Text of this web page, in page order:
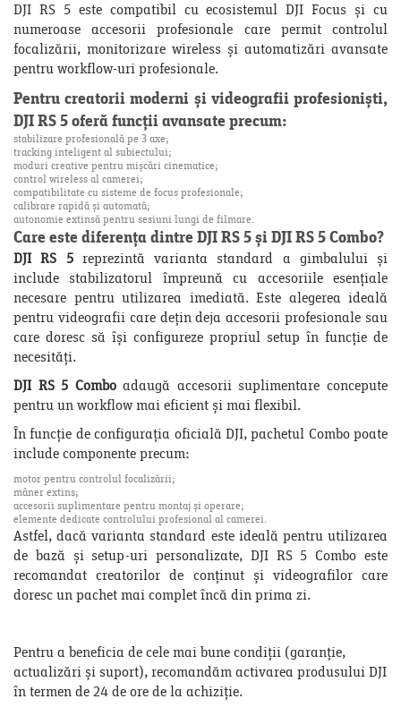
DJI RS 5 este compatibil cu ecosistemul DJI Focus și cu
numeroase accesorii profesionale care permit controlul
focalizării, monitorizare wireless și automatizări avansate
pentru workflow-uri profesionale.
Pentru creatorii moderni și videografii profesioniști,
DJI RS 5 oferă funcții avansate precum:
stabilizare profesională pe 3 axe;
tracking inteligent al subiectului;
moduri creative pentru mișcări cinematice;
control wireless al camerei;
compatibilitate cu sisteme de focus profesionale;
calibrare rapidă și automată;
autonomie extinsă pentru sesiuni lungi de filmare.
Care este diferența dintre DJI RS 5 și DJI RS 5 Combo?
DJI RS 5reprezintă varianta standard a gimbalului și
include stabilizatorul împreună cu accesoriile esențiale
necesare pentru utilizarea imediată. Este alegerea ideală
pentru videografii care dețin deja accesorii profesionale sau
care doresc să își configureze propriul setup în funcție de
necesități.
DJI RS 5 Comboadaugă accesorii suplimentare concepute
pentru un workflow mai eficient și mai flexibil.
În funcție de configurația oficială DJI, pachetul Combo poate
include componente precum:
motor pentru controlul focalizării;
mâner extins;
accesorii suplimentare pentru montaj și operare;
elemente dedicate controlului profesional al camerei.
Astfel, dacă varianta standard este ideală pentru utilizarea
de bază și setup-uri personalizate, DJI RS 5 Combo este
recomandat creatorilor de conținut și videografilor care
doresc un pachet mai complet încă din prima zi.
Pentru a beneficia de cele mai bune condiții (garanție,
actualizări și suport), recomandăm activarea produsului DJI
în termen de 24 de ore de la achiziție.